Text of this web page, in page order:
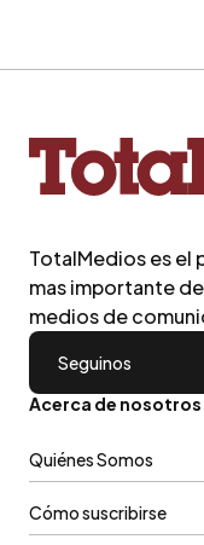
TotalMedios es el
mas importante
medios de
Seguinos
Acerca de nosotros
Quiénes Somos
Cómo suscribirse